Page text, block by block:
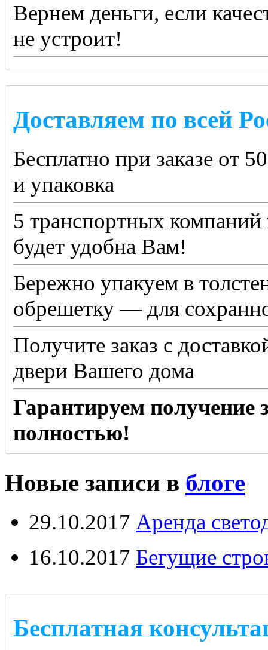
Вернем деньги, если
не устроит!
Доставляем по всей
Бесплатно при заказе от
и упаковка
5 транспортных
будет удобна Вам!
Бережно упакуем в
обрешетку — для
Получите заказ с
двери Вашего дома
Гарантируем получение
полностью!
Новые записи в блоге
29.10.2017 Аренда
16.10.2017 Бегущие
Бесплатная